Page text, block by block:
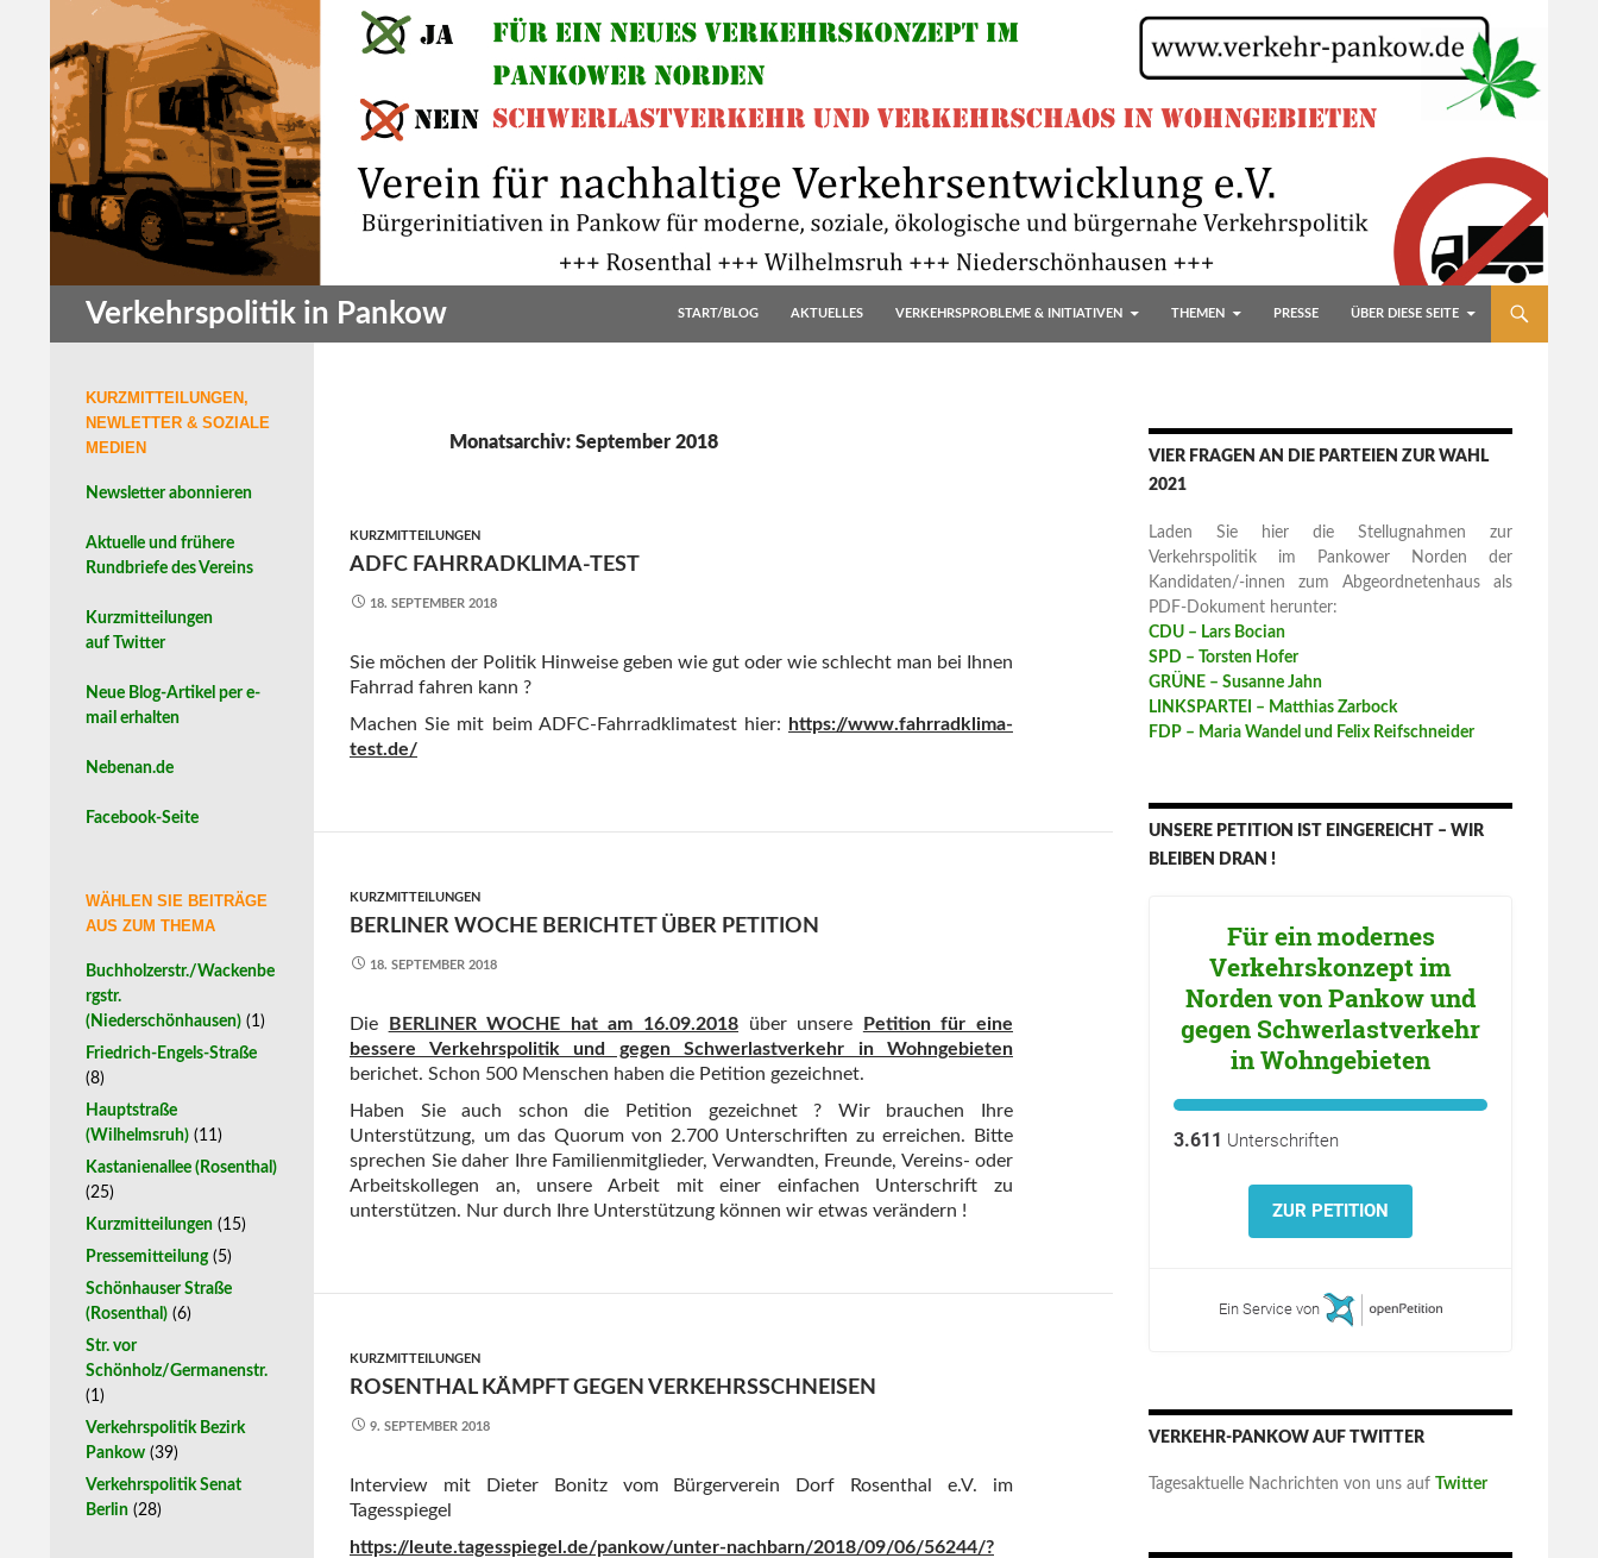
springen
Verkehrspolitik in Pankow
Suchen
START/BLOG AKTUELLES VERKEHRSPROBLEME & INITIATIVEN THEMEN PRESSE ÜBER DIESE SEITE
Monatsarchiv: September 2018
KURZMITTEILUNGEN
ADFC FAHRRADKLIMA-TEST
18. SEPTEMBER 2018
Sie möchen der Politik Hinweise geben wie gut oder wie schlecht man bei Ihnen
Fahrrad fahren kann ?
Machen Sie mit beim ADFC-Fahrradklimatest hier:
https://www.fahrradklima-
test.de/
KURZMITTEILUNGEN
BERLINER WOCHE BERICHTET ÜBER PETITION
18. SEPTEMBER 2018
Die BERLINER WOCHE hat am 16.09.2018 über unsere
Petition für eine
bessere Verkehrspolitik und gegen Schwerlastverkehr in Wohngebieten
berichet. Schon 500 Menschen haben die Petition gezeichnet.
Haben Sie auch schon die Petition gezeichnet ? Wir brauchen Ihre
Unterstützung, um das Quorum von 2.700 Unterschriften zu erreichen. Bitte
sprechen Sie daher Ihre Familienmitglieder, Verwandten, Freunde, Vereins- oder
Arbeitskollegen an, unsere Arbeit mit einer einfachen Unterschrift zu
unterstützen. Nur durch Ihre Unterstützung können wir etwas verändern !
KURZMITTEILUNGEN
ROSENTHAL KÄMPFT GEGEN VERKEHRSSCHNEISEN
9. SEPTEMBER 2018
Interview mit Dieter Bonitz vom Bürgerverein Dorf Rosenthal e.V. im
Tagesspiegel
https://leute.tagesspiegel.de/pankow/unter-nachbarn/2018/09/06/56244/?
VIER FRAGEN AN DIE PARTEIEN ZUR WAHL
2021
Laden Sie hier die Stellugnahmen zur
Verkehrspolitik im Pankower Norden der
Kandidaten/-innen zum Abgeordnetenhaus als
PDF-Dokument herunter:
CDU – Lars Bocian
SPD – Torsten Hofer
GRÜNE – Susanne Jahn
LINKSPARTEI – Matthias Zarbock
FDP – Maria Wandel und Felix Reifschneider
UNSERE PETITION IST EINGEREICHT – WIR
BLEIBEN DRAN !
Für ein modernes
Verkehrskonzept im
Norden von Pankow und
gegen Schwerlastverkehr
in Wohngebieten
3.611 Unterschriften
ZUR PETITION
Ein Service von
VERKEHR-PANKOW AUF TWITTER
Tagesaktuelle Nachrichten von uns auf Twitter
KURZMITTEILUNGEN,
NEWLETTER & SOZIALE
MEDIEN
Newsletter abonnieren
Aktuelle und frühere
Rundbriefe des Vereins
Kurzmitteilungen
auf Twitter
Neue Blog-Artikel per e-
mail erhalten
Nebenan.de
Facebook-Seite
WÄHLEN SIE BEITRÄGE
AUS ZUM THEMA
Buchholzerstr./Wackenbe
rgstr.
(Niederschönhausen) (1)
Friedrich-Engels-Straße
(8)
Hauptstraße
(Wilhelmsruh) (11)
Kastanienallee (Rosenthal)
(25)
Kurzmitteilungen (15)
Pressemitteilung(5)
Schönhauser Straße
(Rosenthal) (6)
Str. vor
Schönholz/Germanenstr.
(1)
Verkehrspolitik Bezirk
Pankow (39)
Verkehrspolitik Senat
Berlin (28)